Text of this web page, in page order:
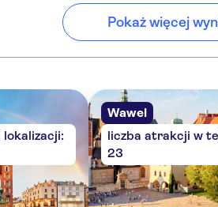
Pokaż więcej
Wawel
liczba atrakcji w
23